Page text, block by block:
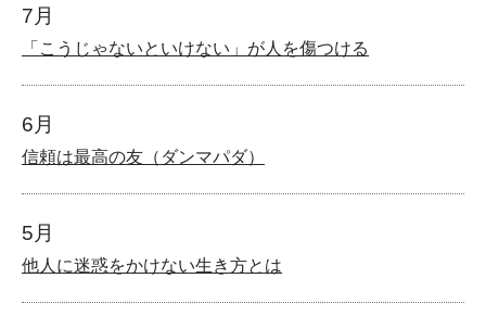
7月
「こうじゃないといけない」が人を傷つける
6月
信頼は最高の友（ダンマパダ）
5月
他人に迷惑をかけない生き方とは